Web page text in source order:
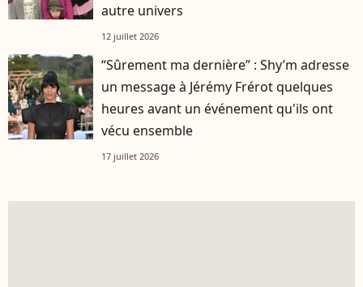
autre univers
12 juillet 2026
“Sûrement ma dernière” : Shy’m adresse
un message à Jérémy Frérot quelques
heures avant un événement qu'ils ont
vécu ensemble
17 juillet 2026